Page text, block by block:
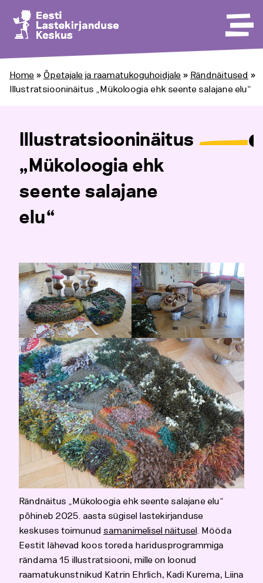
Home » Õpetajale ja raamatukoguhoidjale » Rändnäitused »
Illustratsiooninäitus „Mükoloogia ehk seente salajane elu“
Illustratsiooninäitus
„Mükoloogia ehk
seente salajane
elu“
Rändnäitus „Mükoloogia ehk seente salajane elu“
põhineb 2025. aasta sügisel lastekirjanduse
keskuses toimunud samanimelisel näitusel. Mööda
Eestit lähevad koos toreda haridusprogrammiga
rändama 15 illustratsiooni, mille on loonud
raamatukunstnikud Katrin Ehrlich, Kadi Kurema, Liina